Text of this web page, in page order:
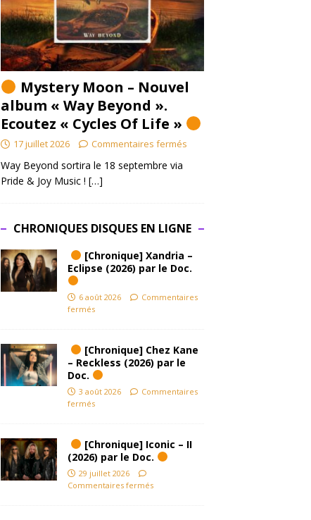
Mystery Moon – Nouvel
album « Way Beyond ».
Ecoutez « Cycles Of Life »
17 juillet 2026 Commentaires fermés
Way Beyond sortira le 18 septembre via
Pride & Joy Music ! […]
CHRONIQUES DISQUES EN LIGNE
[Chronique] Xandria –
Eclipse (2026) par le Doc.
6 août 2026
Commentaires
fermés
[Chronique] Chez Kane
– Reckless (2026) par le
Doc.
3 août 2026
Commentaires
fermés
[Chronique] Iconic – II
(2026) par le Doc.
29 juillet 2026
Commentaires fermés